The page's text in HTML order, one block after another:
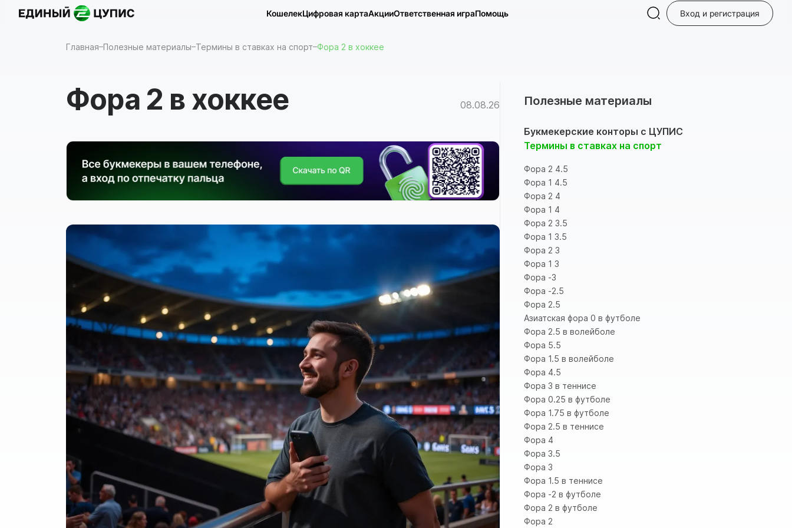
Назад КошелекЦифровая картаАкцииОтветственная играПомощь Вход и регистрация
Главная Полезные материалы Термины в ставках на спорт Фора 2 в хоккее
Фора 2 в хоккее 08.08.26 Полезные материалы
Букмекерские конторы с ЦУПИС
Термины в ставках на спорт
Фора 2 4.5
Фора 1 4.5
Фора 2 4
Фора 1 4
Фора 2 3.5
Фора 1 3.5
Фора 2 3
Фора 1 3
Фора -3
Фора -2.5
Фора 2.5
Азиатская фора 0 в футболе
Фора 2.5 в волейболе
Фора 5.5
Фора 1.5 в волейболе
Фора 4.5
Фора 3 в теннисе
Фора 0.25 в футболе
Фора 1.75 в футболе
Фора 2.5 в теннисе
Фора 4
Фора 3.5
Фора 3
Фора 1.5 в теннисе
Фора -2 в футболе
Фора 2 в футболе
Фора 2